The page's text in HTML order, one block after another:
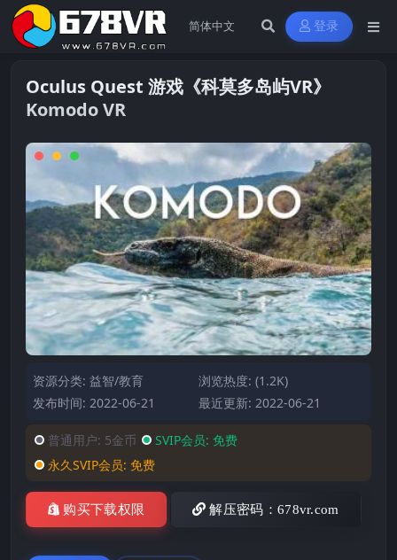
登录
Oculus Quest 游戏《科莫多岛屿VR》
Komodo VR
资源分类: 益智/教育
浏览热度: (1.2K)
发布时间: 2022-06-21
最近更新: 2022-06-21
普通用户: 5金币 SVIP会员: 免费
永久SVIP会员: 免费
购买下载权限 解压密码：678vr.com